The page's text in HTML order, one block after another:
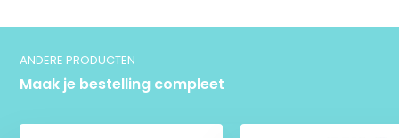
ANDERE PRODUCTEN
Maak je bestelling compleet